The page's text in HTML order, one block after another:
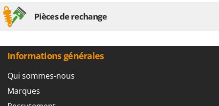
Snapper
Spice Electronics
Spring Protezione
Spyro
Pièces de rechange
Informations générales
Qui sommes-nous
Marques